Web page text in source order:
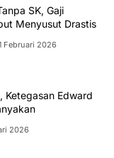
SK, Gaji
Menyusut Drastis
Februari 2026
Ketegasan Edward
2026